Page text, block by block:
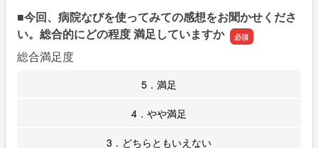
■今回、病院なびを使ってみての感想をお聞かせくださ
い。総合的にどの程度 満足していますか
総合満足度
5．満足
4．やや満足
3．どちらともいえない